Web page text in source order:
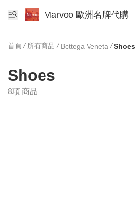
Marvoo 歐洲名牌代購
首頁 / 所有商品 / Bottega Veneta / Shoes
Shoes
8項 商品